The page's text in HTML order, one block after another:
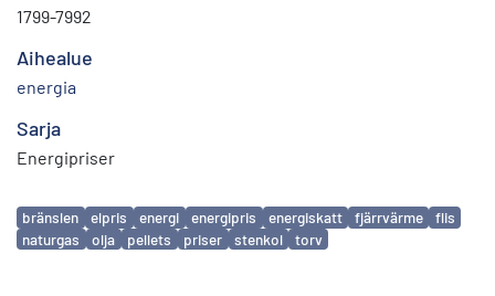
1799-7992
Aihealue
energia
Sarja
Energipriser
Avainsanat
bränslen elpris energi energipris energiskatt fjärrvärme
flis
naturgas
olja pellets priser stenkol torv